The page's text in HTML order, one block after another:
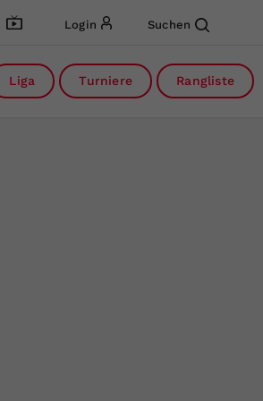
Login Suchen
Liga Turniere Rangliste